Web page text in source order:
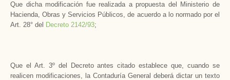
Que dicha modificación fue realizada a propuesta del Ministerio de
Hacienda, Obras y Servicios Públicos, de acuerdo a lo normado por el
Art. 28° del Decreto 2142/93;
Que el Art. 3º del Decreto antes citado establece que, cuando se
realicen modificaciones, la Contaduría General deberá dictar un texto